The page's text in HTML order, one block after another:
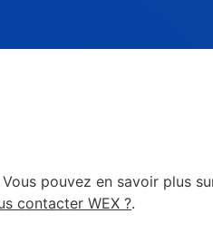
pouvez en savoir plus
contacter WEX ?.